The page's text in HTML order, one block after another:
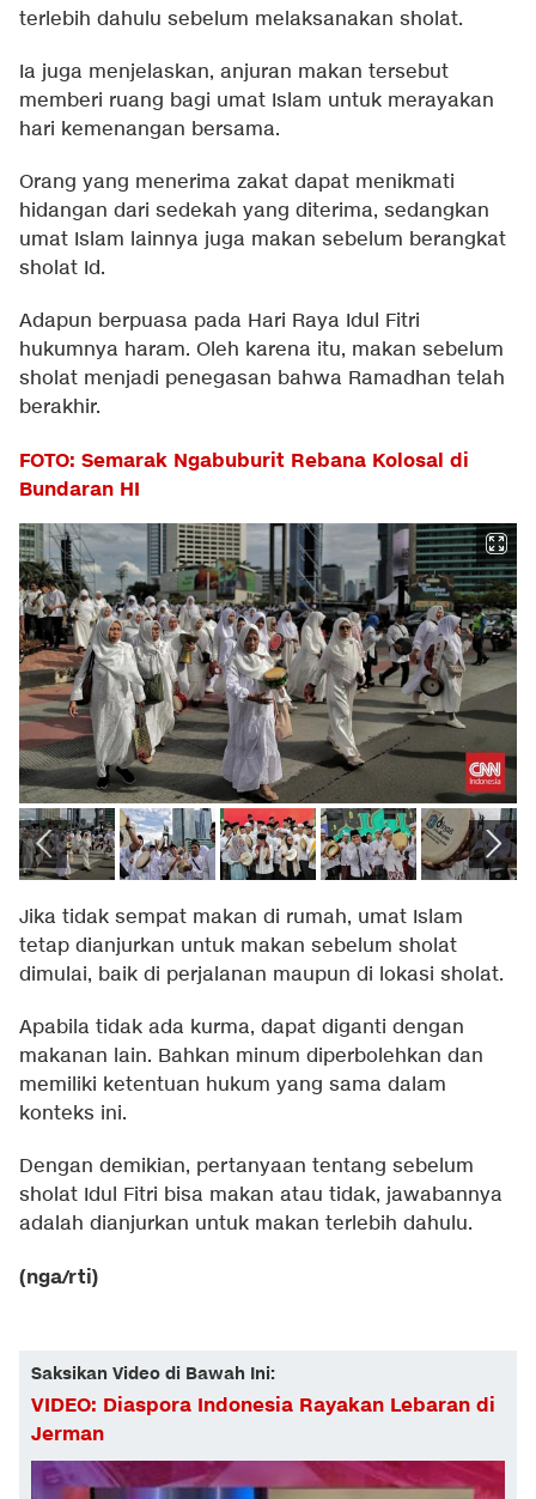
terlebih dahulu sebelum melaksanakan sholat.
Ia juga menjelaskan, anjuran makan tersebut
memberi ruang bagi umat Islam untuk merayakan
hari kemenangan bersama.
Orang yang menerima zakat dapat menikmati
hidangan dari sedekah yang diterima, sedangkan
umat Islam lainnya juga makan sebelum berangkat
sholat Id.
Adapun berpuasa pada Hari Raya Idul Fitri
hukumnya haram. Oleh karena itu, makan sebelum
sholat menjadi penegasan bahwa Ramadhan telah
berakhir.
FOTO: Semarak Ngabuburit Rebana Kolosal di
Bundaran HI
Jika tidak sempat makan di rumah, umat Islam
tetap dianjurkan untuk makan sebelum sholat
dimulai, baik di perjalanan maupun di lokasi sholat.
Apabila tidak ada kurma, dapat diganti dengan
makanan lain. Bahkan minum diperbolehkan dan
memiliki ketentuan hukum yang sama dalam
konteks ini.
Dengan demikian, pertanyaan tentang sebelum
sholat Idul Fitri bisa makan atau tidak, jawabannya
adalah dianjurkan untuk makan terlebih dahulu.
(nga/rti)
Saksikan Video di Bawah Ini:
VIDEO: Diaspora Indonesia Rayakan Lebaran di
Jerman